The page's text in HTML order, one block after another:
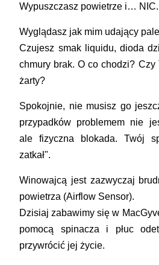
Wypuszczasz powietrze i… NIC
Wyglądasz jak mim udający
Czujesz smak liquidu, dioda
chmury brak. O co chodzi?
żarty?
Spokojnie, nie musisz go
przypadków problemem nie
alefizyczna blokada. Twój
zatkał".
Winowajcą jest zazwyczaj
powietrza (Airflow Sensor).
Dzisiaj zabawimy się w
pomocą spinacza i płuc
przywrócić jej życie.